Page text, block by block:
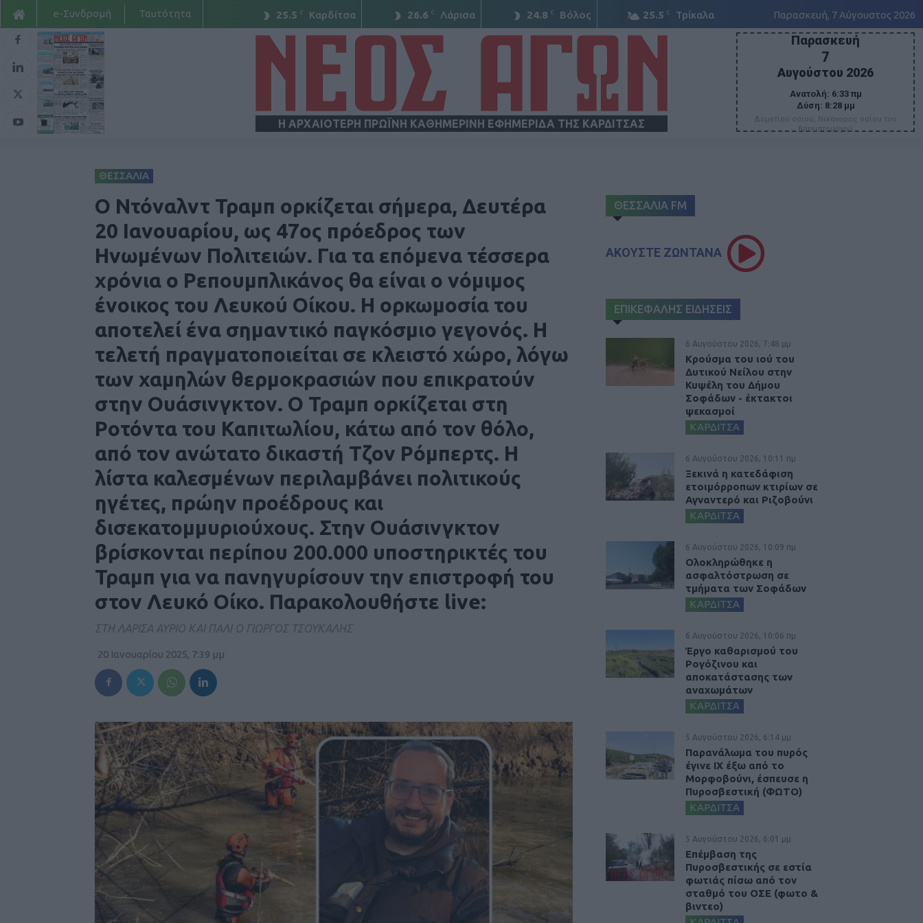
25.5 C Καρδίτσα 26.6 C Λάρισα 24.8 C Βόλος 25.5 C Τρίκαλα Παρασκευή, 7 Αύγουστος 2026
e-Συνδρομή Ταυτότητα
Η ΑΡΧΑΙΟΤΕΡΗ ΠΡΩΪΝΗ ΚΑΘΗΜΕΡΙΝΗ ΕΦΗΜΕΡΙΔΑ ΤΗΣ ΚΑΡΔΙΤΣΑΣ
ΑΓΩΝ
Παρασκευή
7
Αυγούστου 2026
Ανατολή: 6:33 πμ
Δύση: 8:28 μμ
Δομετίου οσίου, Νικάνορος οσίου του
θαυματουργού
ΘΕΣΣΑΛΙΑ
Ο Ντόναλντ Τραμπ ορκίζεται σήμερα, Δευτέρα
20 Ιανουαρίου, ως 47ος πρόεδρος των
Ηνωμένων Πολιτειών. Για τα επόμενα τέσσερα
χρόνια ο Ρεπουμπλικάνος θα είναι ο νόμιμος
ένοικος του Λευκού Οίκου. Η ορκωμοσία του
αποτελεί ένα σημαντικό παγκόσμιο γεγονός. Η
τελετή πραγματοποιείται σε κλειστό χώρο, λόγω
των χαμηλών θερμοκρασιών που επικρατούν
στην Ουάσινγκτον. Ο Τραμπ ορκίζεται στη
Ροτόντα του Καπιτωλίου, κάτω από τον θόλο,
από τον ανώτατο δικαστή Τζον Ρόμπερτς. Η
λίστα καλεσμένων περιλαμβάνει πολιτικούς
ηγέτες, πρώην προέδρους και
δισεκατομμυριούχους. Στην Ουάσινγκτον
βρίσκονται περίπου 200.000 υποστηρικτές του
Τραμπ για να πανηγυρίσουν την επιστροφή του
στον Λευκό Οίκο. Παρακολουθήστε live:
ΣΤΗ ΛΑΡΙΣΑ ΑΥΡΙΟ ΚΑΙ ΠΑΛΙ Ο ΓΙΩΡΓΟΣ ΤΣΟΥΚΑΛΗΣ
20 Ιανουαρίου 2025, 7:39 μμ
ΘΕΣΣΑΛΙΑ FM
ΑΚΟΥΣΤΕ ΖΩΝΤΑΝΑ
ΕΠΙΚΕΦΑΛΗΣ ΕΙΔΗΣΕΙΣ
6 Αυγούστου 2026, 7:48 μμ
Κρούσμα του ιού του
Δυτικού Νείλου στην
Κυψέλη του Δήμου
Σοφάδων - έκτακτοι
ψεκασμοί
ΚΑΡΔΙΤΣΑ
6 Αυγούστου 2026, 10:11 πμ
Ξεκινά η κατεδάφιση
ετοιμόρροπων κτιρίων σε
Αγναντερό και Ριζοβούνι
ΚΑΡΔΙΤΣΑ
6 Αυγούστου 2026, 10:09 πμ
Ολοκληρώθηκε η
ασφαλτόστρωση σε
τμήματα των Σοφάδων
ΚΑΡΔΙΤΣΑ
6 Αυγούστου 2026, 10:06 πμ
Έργο καθαρισμού του
Ρογόζινου και
αποκατάστασης των
αναχωμάτων
ΚΑΡΔΙΤΣΑ
5 Αυγούστου 2026, 6:14 μμ
Παρανάλωμα του πυρός
έγινε ΙΧ έξω από το
Μορφοβούνι, έσπευσε η
Πυροσβεστική (ΦΩΤΟ)
ΚΑΡΔΙΤΣΑ
5 Αυγούστου 2026, 6:01 μμ
Επέμβαση της
Πυροσβεστικής σε εστία
φωτιάς πίσω από τον
σταθμό του ΟΣΕ (φωτο &
βιντεο)